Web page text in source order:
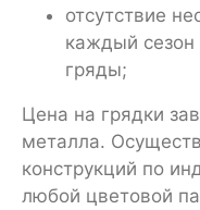
отсутствие
каждый сезон
гряды;
Цена на грядки
металла.
конструкций по
любой цветовой